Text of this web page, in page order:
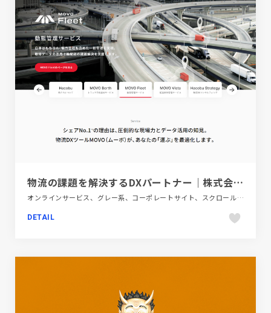
物流の課題を解決するDXパートナー｜株式会社Hacobu
オンラインサービス、グレー系、コーポレートサイト、スクロールエフェクト、テクノロジー・サイエンス、モーション多め、レッド系、大きめ写真
DETAIL